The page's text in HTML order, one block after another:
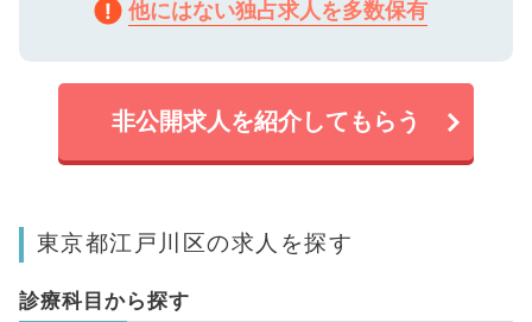
他にはない独占求人を多数保有
非公開求人を紹介してもらう
東京都江戸川区の求人を探す
診療科目から探す